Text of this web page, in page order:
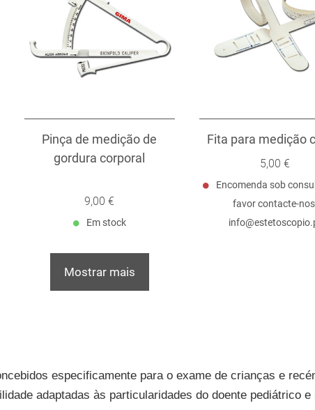
Pinça de medição de
gordura corporal
9,00 €
Em stock
Fita para medição
5,00 €
Encomenda sob
favor contacte-
Mostrar mais
especificamente para o exame de crianças e
adaptadas às particularidades do doente pediátrico e